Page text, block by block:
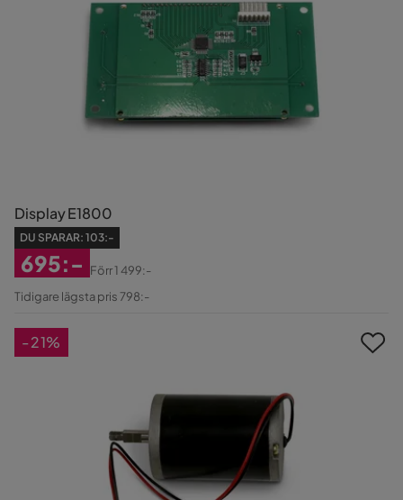
Display E1800
DU SPARAR: 103:-
Rabatterat
695:-
Original
Förr1 499:-
Tidigare lägsta pris 798:-
-21%